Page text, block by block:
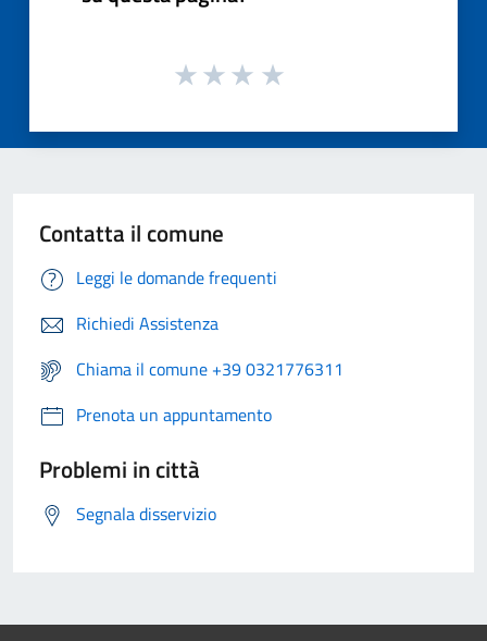
Contatta il comune
Leggi le domande frequenti
Richiedi Assistenza
Chiama il comune +39 0321776311
Prenota un appuntamento
Problemi in città
Segnala disservizio